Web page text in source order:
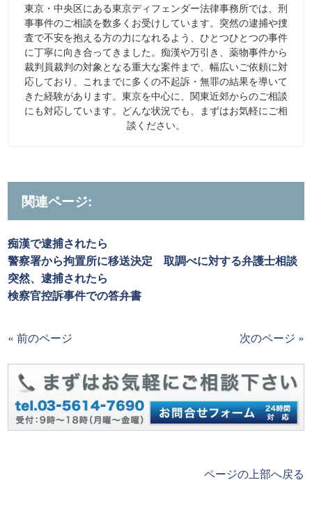
東京・中央区にある東京ディフェンダー法律事務所では、刑
事事件のご相談を数多くお受けしています。突然の逮捕や捜
査で不安を抱える方の力になれるよう、ひとつひとつの事件
に丁寧に向き合ってきました。痴漢や万引き、薬物事件から
裁判員裁判の対象となる重大な案件まで、幅広いご依頼に対
応しており、これまでに多くの不起訴・無罪の結果を導いて
きた経験があります。東京を中心に、関東近郊からのご相談
にも対応しています。どんな状況でも、まずはお気軽にご相
談ください。
関連ページ:
痴漢で逮捕されたら
警察署から拘置所に移送決定 取調べに対する弁護士相談
突然、逮捕されたら
検察官控訴事件での答弁書
« 前のページ 次のページ »
ページの上部へ戻る